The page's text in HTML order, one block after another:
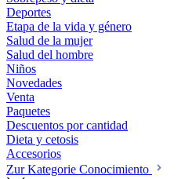
Deportes
Etapa de la vida y género
Salud de la mujer
Salud del hombre
Niños
Novedades
Venta
Paquetes
Descuentos por cantidad
Dieta y cetosis
Accesorios
Zur Kategorie Conocimiento